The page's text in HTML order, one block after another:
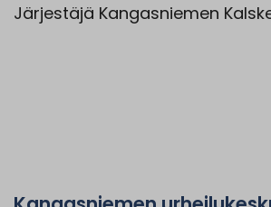
Järjestäjä Kangasniemen